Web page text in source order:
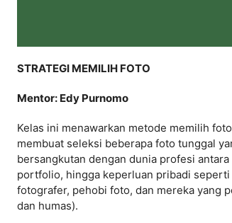
STRATEGI MEMILIH FOTO
Mentor: Edy Purnomo
Kelas ini menawarkan metode memilih
membuat seleksi beberapa foto tunggal
bersangkutan dengan dunia profesi
portfolio, hingga keperluan pribadi
fotografer, pehobi foto, dan mereka yang
dan humas).